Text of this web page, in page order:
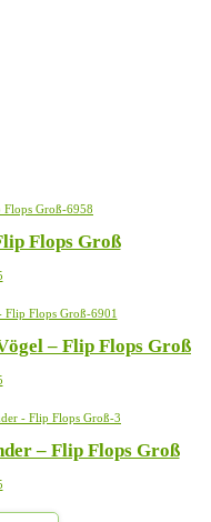
Flops Groß
Dieses
weist
Varianten
Die
können
der
gewählt
– Flip Flops Groß
Dieses
weist
Varianten
Die
– Flip Flops Groß
Dieses